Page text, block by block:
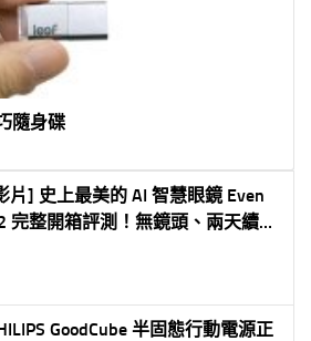
隨身碟
片] 史上最美的 AI 智慧眼鏡 Even
完整開箱評測！無鏡頭、兩天續
GoodCube 半固態行動電源正